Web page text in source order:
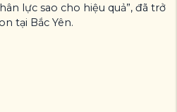
lực sao cho hiệu quả”, đã trở
tại Bắc Yên.